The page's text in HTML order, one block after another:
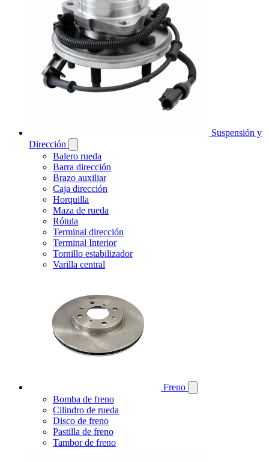
Suspensión y
Dirección
Balero rueda
Barra dirección
Brazo auxiliar
Caja dirección
Horquilla
Maza de rueda
Rótula
Terminal dirección
Terminal Interior
Tornillo estabilizador
Varilla central
Freno
Bomba de freno
Cilindro de rueda
Disco de freno
Pastilla de freno
Tambor de freno